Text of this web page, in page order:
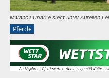
Maranoa Charlie siegt unter Aurelien
Pferde